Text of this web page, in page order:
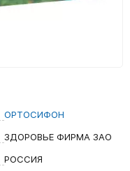
ОРТОСИФОН
ЗДОРОВЬЕ ФИРМА ЗАО
РОССИЯ